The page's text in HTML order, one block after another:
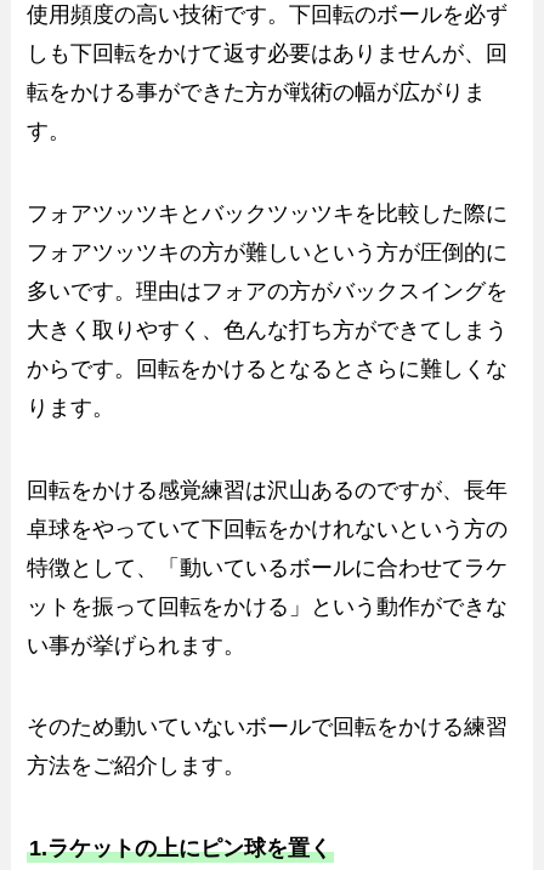
使用頻度の高い技術です。下回転のボールを必ず
しも下回転をかけて返す必要はありませんが、回
転をかける事ができた方が戦術の幅が広がりま
す。
フォアツッツキとバックツッツキを比較した際に
フォアツッツキの方が難しいという方が圧倒的に
多いです。理由はフォアの方がバックスイングを
大きく取りやすく、色んな打ち方ができてしまう
からです。回転をかけるとなるとさらに難しくな
ります。
回転をかける感覚練習は沢山あるのですが、長年
卓球をやっていて下回転をかけれないという方の
特徴として、「動いているボールに合わせてラケ
ットを振って回転をかける」という動作ができな
い事が挙げられます。
そのため動いていないボールで回転をかける練習
方法をご紹介します。
1.ラケットの上にピン球を置く